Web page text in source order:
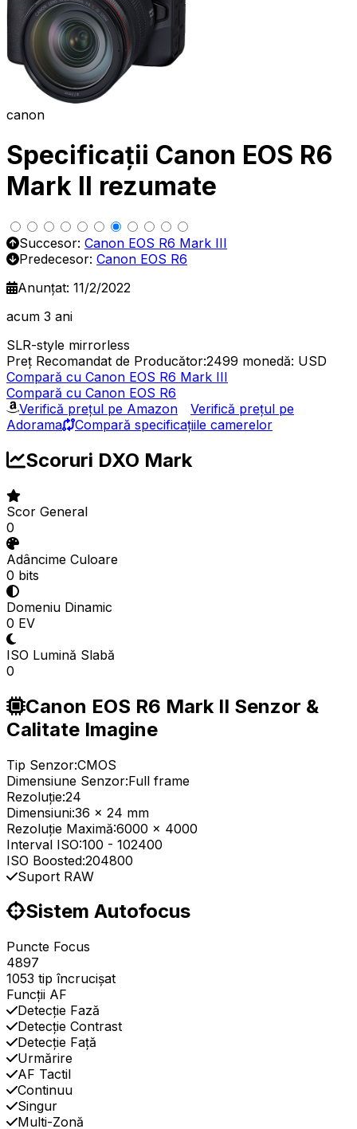
canon
Specificații Canon EOS R6
Mark II rezumate
Succesor: Canon EOS R6 Mark III
Predecesor: Canon EOS R6
Anunțat: 11/2/2022
acum 3 ani
SLR-style mirrorless
Preț Recomandat de Producător:2499 monedă: USD
Compară cu Canon EOS R6 Mark III
Compară cu Canon EOS R6
Verifică prețul pe Amazon
Verifică prețul pe
Adorama
Compară specificațiile camerelor
Scoruri DXO Mark
Scor General
0
Adâncime Culoare
0 bits
Domeniu Dinamic
0 EV
ISO Lumină Slabă
0
Canon EOS R6 Mark II Senzor &
Calitate Imagine
Tip Senzor:CMOS
Dimensiune Senzor:Full frame
Rezoluție:24
Dimensiuni:36 x 24 mm
Rezoluție Maximă:6000 x 4000
Interval ISO:100 - 102400
ISO Boosted:204800
Suport RAW
Sistem Autofocus
Puncte Focus
4897
1053 tip încrucișat
Funcții AF
Detecție Fază
Detecție Contrast
Detecție Față
Urmărire
AF Tactil
Continuu
Singur
Multi-Zonă